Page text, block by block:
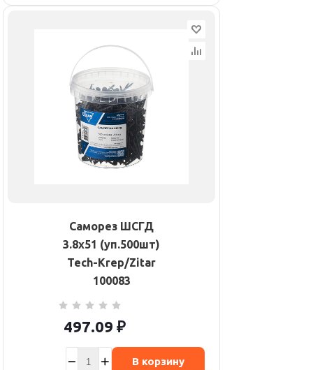
Саморез ШСГД
3.8х51 (уп.500шт)
Tech-Krep/Zitar
100083
497.09 ₽
В корзину